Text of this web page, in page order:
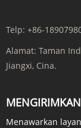
Telp: +86-
Alamat: Taman
Jiangxi, Cina.
Menawarkan